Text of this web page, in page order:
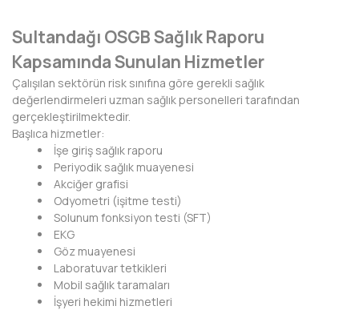
GAZİANTEP
GİRESUN
GÜMÜŞHANE
HAKKARİ
HATAY
IĞDIR
ISPARTA
KAHRAMANMARAŞ
Sultandağı OSGB Sağlık Raporu
Kapsamında Sunulan Hizmetler
Çalışılan sektörün risk sınıfına göre gerekli sağlık
değerlendirmeleri uzman sağlık personelleri tarafından
gerçekleştirilmektedir.
Başlıca hizmetler:
İşe giriş sağlık raporu
Periyodik sağlık muayenesi
Akciğer grafisi
Odyometri (işitme testi)
Solunum fonksiyon testi (SFT)
EKG
Göz muayenesi
Laboratuvar tetkikleri
Mobil sağlık taramaları
İşyeri hekimi hizmetleri